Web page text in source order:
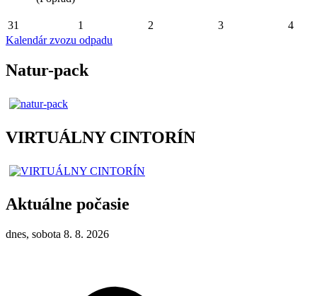
31 1 2 3
4
Kalendár zvozu odpadu
Natur-pack
VIRTUÁLNY CINTORÍN
Aktuálne počasie
dnes, sobota 8. 8. 2026